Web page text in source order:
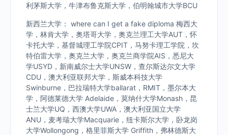
利茅斯大学，牛津布鲁克斯大学，伯明翰城市大学BCU
新西兰大学： where can I get a fake diploma 梅西大
学，林肯大学，奥塔哥大学，奥克兰理工大学AUT，怀
卡托大学，基督城理工学院CPIT，马努卡理工学院，坎
特伯雷大学，奥克兰大学，奥克兰商学院AIS，悉尼大
学USYD，新南威尔士大学UNSW，查尔斯达尔文大学
CDU，澳大利亚联邦大学，斯威本科技大学
Swinburne，巴拉瑞特大学ballarat，RMIT，墨尔本大
学，阿德莱德大学 Adelaide，莫纳什大学Monash，昆
士兰大学UQ，西澳大学UWA，澳大利亚国立大学
ANU，麦考瑞大学Macquarie，纽卡斯尔大学，卧龙岗
大学Wollongong，格里菲斯大学 Griffith，弗林德斯大